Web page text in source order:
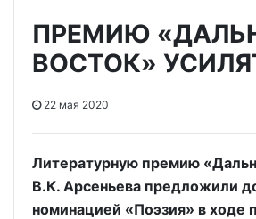
ПРЕМИЮ
ВОСТОК»
22 мая 2020
Литературную премию
В.К. Арсеньева предложили
номинацией «Поэзия» в ходе